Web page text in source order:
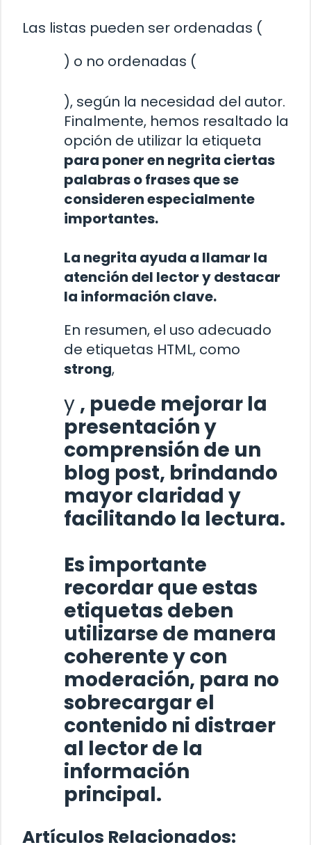
Las listas pueden ser ordenadas (
) o no ordenadas (
), según la necesidad del autor.
Finalmente, hemos resaltado la
opción de utilizar la etiqueta
para poner en negrita ciertas
palabras o frases que se
consideren especialmente
importantes.
La negrita ayuda a llamar la
atención del lector y destacar
la información clave.
En resumen, el uso adecuado
de etiquetas HTML, como
strong,
y , puede mejorar la
presentación y
comprensión de un
blog post, brindando
mayor claridad y
facilitando la lectura.
Es importante
recordar que estas
etiquetas deben
utilizarse de manera
coherente y con
moderación, para no
sobrecargar el
contenido ni distraer
al lector de la
información
principal.
Artículos Relacionados: